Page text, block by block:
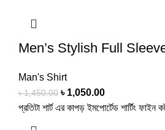
Men’s Stylish Full
Man's Shirt
৳1,450.00 ৳ 1,050.00
প্রতিটা শার্ট এর কাপড় ইমপোর্টেড শার্টিং